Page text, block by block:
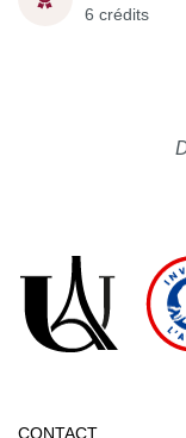
6 crédits
CONTACT